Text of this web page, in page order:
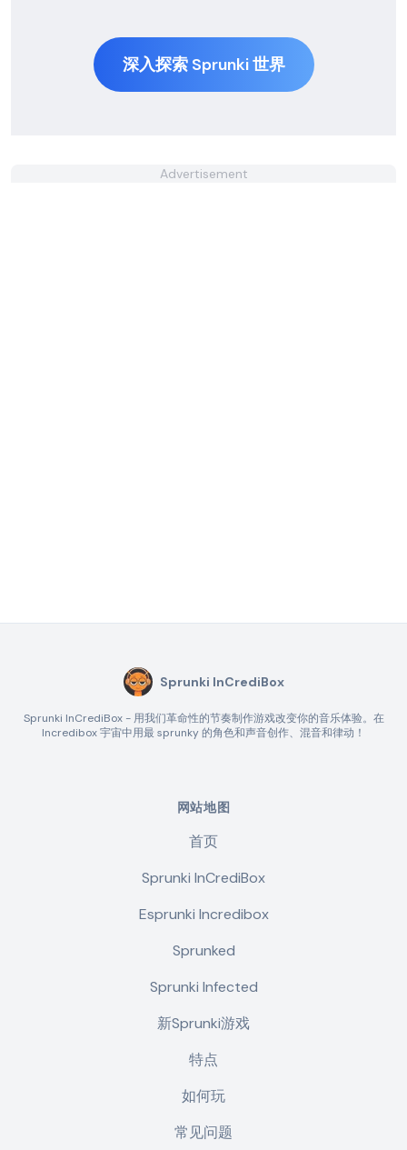
深入探索 Sprunki 世界
Advertisement
Sprunki InCrediBox
Sprunki InCrediBox - 用我们革命性的节奏制作游戏改变你的音乐体验。在
Incredibox 宇宙中用最 sprunky 的角色和声音创作、混音和律动！
网站地图
首页
Sprunki InCrediBox
Esprunki Incredibox
Sprunked
Sprunki Infected
新Sprunki游戏
特点
如何玩
常见问题